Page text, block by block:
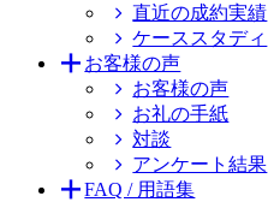
直近の成約実績
ケーススタディ
お客様の声
お客様の声
お礼の手紙
対談
アンケート結果
FAQ / 用語集